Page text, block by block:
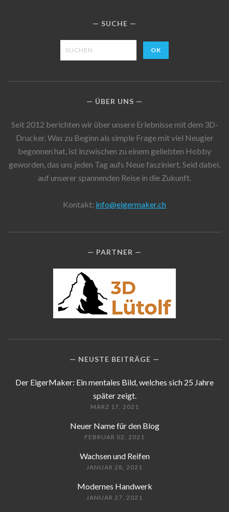
SUCHE
ÜBER UNS
Seit 2012 berichten wir über unsere Erlebnisse mit dem 3D-
Drucker. Was zu Beginn als simple Frage mit viel Neugier
begonnen hat, ist inzwischen zu einem geliebten Hobby
geworden, das uns jeden Tag aufs Neue fasziniert. Seid dabei,
auf unserer spannenden Reise in die Zukunft.
Kontakt: info@eigermaker.ch
PARTNER
NEUSTE BEITRÄGE
Der EigerMaker: Ein mentales Bild, welches sich 25 Jahre
später zeigt.
MÄRZ 17, 2021
Neuer Name für den Blog
FEBRUAR 02, 2021
Wachsen und Reifen
JANUAR 28, 2021
Modernes Handwerk
JANUAR 27, 2021